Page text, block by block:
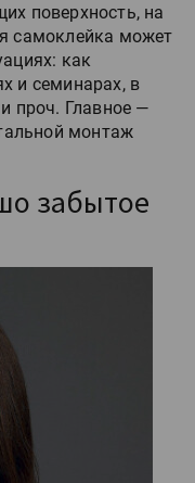
поверхность, на
самоклейка может
как
и семинарах, в
проч. Главное —
монтаж
забытое